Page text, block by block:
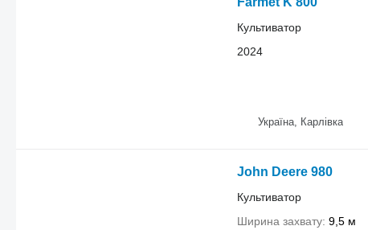
Культиватор
2024
Україна, Карлівка
John Deere 980
Культиватор
Ширина захвату 9,5 м